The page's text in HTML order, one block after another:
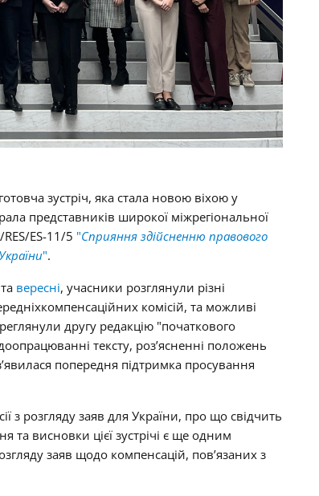
зустріч, яка стала новою віхою у
представників широкої міжрегіональної
ES-11/5 "Сприяння здійсненню правового
".
та вересні, учасники розглянули різні
комісій, та можливі
другу редакцію "початкового
тексту, роз’ясненні положень
попередня підтримка просування
з розгляду заяв для України, про що свідчить
та висновки цієї зустрічі є ще одним
заяв щодо компенсацій, пов’язаних з